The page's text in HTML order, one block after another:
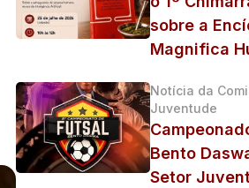
sobre a
Magnifica
Notícia da
Juventude
Bento
Setor